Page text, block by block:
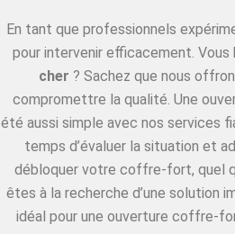
En tant que professionnels
pour intervenir efficacement. Vous
cher ? Sachez que nous
compromettre la qualité. Une
été aussi simple avec nos services
temps d’évaluer la situation et
débloquer votre coffre-fort, quel
êtes à la recherche d’une solution
idéal pour une ouverture coffre-